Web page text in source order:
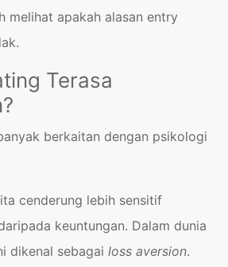
melihat apakah alasan entry
Terasa
berkaitan dengan psikologi
cenderung lebih sensitif
keuntungan. Dalam dunia
dikenal sebagai loss aversion.